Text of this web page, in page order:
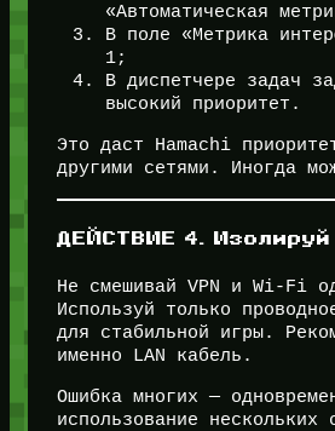
«Автоматическая
В поле «Метрика
1;
В диспетчере задач
высокий приоритет.
Это даст Hamachi
другими сетями. Иногда
ДЕЙСТВИЕ 4.
Не смешивай VPN и Wi-Fi
Используй только
для стабильной игры.
именно LAN кабель.
Ошибка многих —
использование нескольких